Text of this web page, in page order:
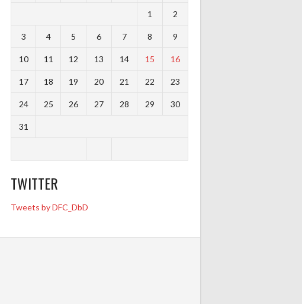
1 2
3 4 5 6 7 8 9
10 11 12 13 14 15 16
17 18 19 20 21 22 23
24 25 26 27 28 29 30
31
TWITTER
Tweets by DFC_DbD